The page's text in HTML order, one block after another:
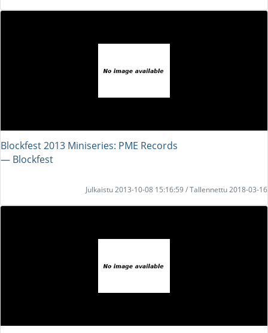
Blockfest 2013 Miniseries: PME Records
― Blockfest
Julkaistu 2013-10-08 15:16:59 / Tallennettu 2018-03-16